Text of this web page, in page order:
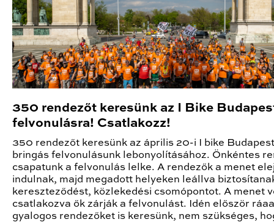
350 rendezőt keresünk az I Bike
felvonulásra! Csatlakozz!
350 rendezőt keresünk az április 20-i I bike Budapest
bringás felvonulásunk lebonyolításához. Önkéntes
csapatunk a felvonulás lelke. A rendezők a menet
indulnak, majd megadott helyeken leállva biztosítanak
kereszteződést, közlekedési csomópontot. A menet
csatlakozva ők zárják a felvonulást. Idén először
gyalogos rendezőket is keresünk, nem szükséges,